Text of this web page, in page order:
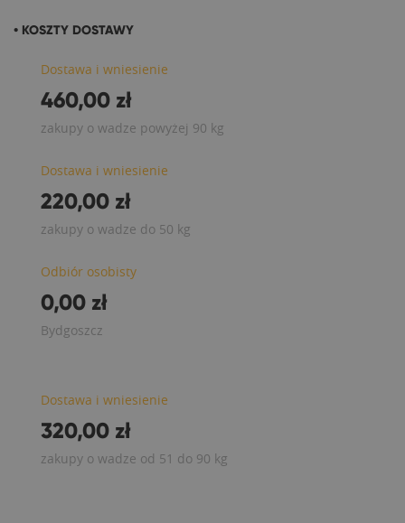
• KOSZTY DOSTAWY
Dostawa i wniesienie
460,00 zł
zakupy o wadze powyżej 90 kg
Dostawa i wniesienie
220,00 zł
zakupy o wadze do 50 kg
Odbiór osobisty
0,00 zł
Bydgoszcz
Dostawa i wniesienie
320,00 zł
zakupy o wadze od 51 do 90 kg